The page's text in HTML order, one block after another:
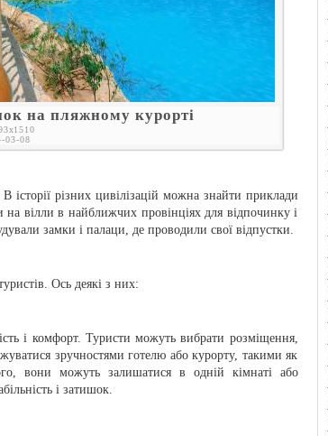
на пляжному курорті
x1510
03-08
історії різних цивілізацій можна знайти приклади
вілли в найближчих провінціях для відпочинку і
замки і палаци, де проводили свої відпустки.
Ось деякі з них:
і комфорт. Туристи можуть вибрати розміщення,
зручностями готелю або курорту, такими як
вони можуть залишатися в одній кімнаті або
і затишок.